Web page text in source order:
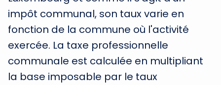
impôt communal, son taux varie en
fonction de la commune où l'activité
exercée. La taxe professionnelle
communale est calculée en multipliant
la base imposable par le taux